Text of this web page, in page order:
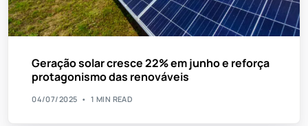
Geração solar cresce 22% em junho e reforça
protagonismo das renováveis
04/07/2025 1 MIN READ